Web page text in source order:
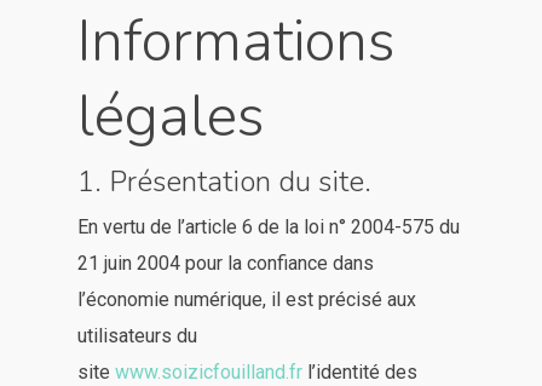
Informations
légales
1. Présentation du site.
En vertu de l’article 6 de la loi n° 2004-575 du
21 juin 2004 pour la confiance dans
l’économie numérique, il est précisé aux
utilisateurs du
site www.soizicfouilland.fr l’identité des